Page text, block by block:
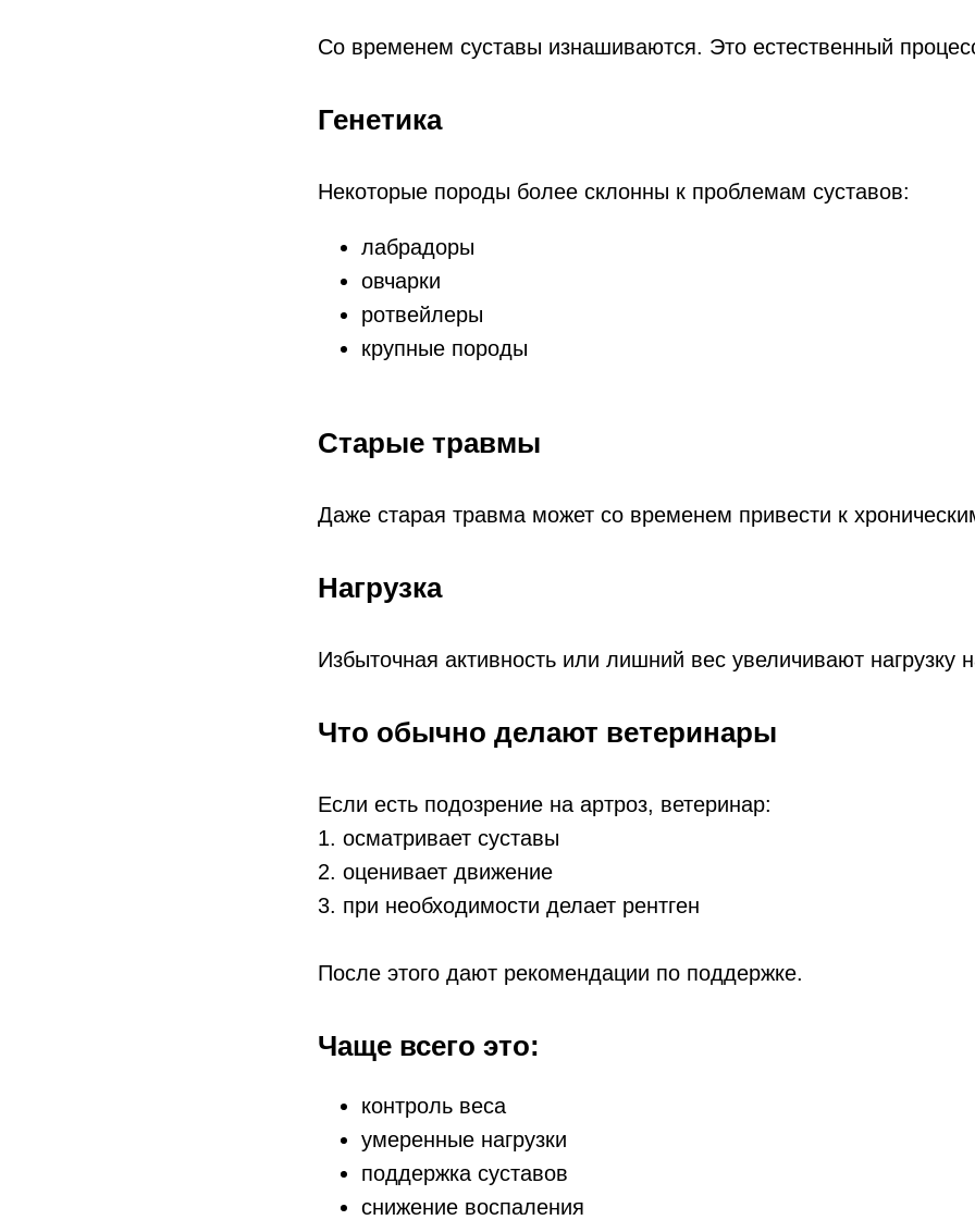
Со временем суставы изнашиваются. Это естественный
Генетика
Некоторые породы более склонны к проблемам суставов:
лабрадоры
овчарки
ротвейлеры
крупные породы
Старые травмы
Даже старая травма может со временем привести к
Нагрузка
Избыточная активность или лишний вес увеличивают нагрузку
Что обычно делают ветеринары
Если есть подозрение на артроз, ветеринар:
1. осматривает суставы
2. оценивает движение
3. при необходимости делает рентген
После этого дают рекомендации по поддержке.
Чаще всего это:
контроль веса
умеренные нагрузки
поддержка суставов
снижение воспаления